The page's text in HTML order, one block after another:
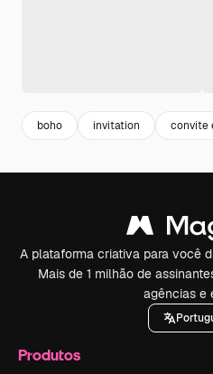
boho invitation convite
A plataforma criativa para você
Mais de 1 milhão de
agências e
Produtos